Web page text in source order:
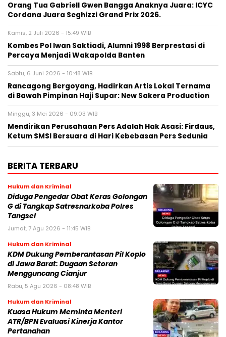
Orang Tua Gabriell Gwen Bangga Anaknya Juara: ICYC
Cordana Juara Seghizzi Grand Prix 2026.
Kamis, 2 Juli 2026 - 15:49 WIB
Kombes Pol Iwan Saktiadi, Alumni 1998 Berprestasi di
Percaya Menjadi Wakapolda Banten
Sabtu, 6 Juni 2026 - 10:48 WIB
Rancagong Bergoyang, Hadirkan Artis Lokal Ternama
di Bawah Pimpinan Haji Supar: New Sakera Production
Minggu, 3 Mei 2026 - 09:03 WIB
Mendirikan Perusahaan Pers Adalah Hak Asasi: Firdaus,
Ketum SMSI Bersuara di Hari Kebebasan Pers Sedunia
BERITA TERBARU
Hukum dan Kriminal
Diduga Pengedar Obat Keras Golongan
G di Tangkap Satresnarkoba Polres
Tangsel
Jumat, 7 Agu 2026 - 11:45 WIB
Hukum dan Kriminal
KDM Dukung Pemberantasan Pil Koplo
di Jawa Barat: Dugaan Setoran
Mengguncang Cianjur
Rabu, 5 Agu 2026 - 08:48 WIB
Hukum dan Kriminal
Kuasa Hukum Meminta Menteri
ATR/BPN Evaluasi Kinerja Kantor
Pertanahan